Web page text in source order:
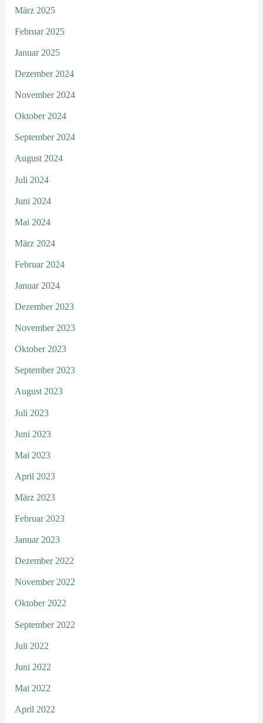
März 2025
Februar 2025
Januar 2025
Dezember 2024
November 2024
Oktober 2024
September 2024
August 2024
Juli 2024
Juni 2024
Mai 2024
März 2024
Februar 2024
Januar 2024
Dezember 2023
November 2023
Oktober 2023
September 2023
August 2023
Juli 2023
Juni 2023
Mai 2023
April 2023
März 2023
Februar 2023
Januar 2023
Dezember 2022
November 2022
Oktober 2022
September 2022
Juli 2022
Juni 2022
Mai 2022
April 2022